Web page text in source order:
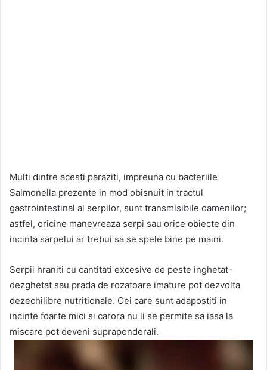
Multi dintre acesti paraziti, impreuna cu bacteriile
Salmonella prezente in mod obisnuit in tractul
gastrointestinal al serpilor, sunt transmisibile oamenilor;
astfel, oricine manevreaza serpi sau orice obiecte din
incinta sarpelui ar trebui sa se spele bine pe maini.
Serpii hraniti cu cantitati excesive de peste inghetat-
dezghetat sau prada de rozatoare imature pot dezvolta
dezechilibre nutritionale. Cei care sunt adapostiti in
incinte foarte mici si carora nu li se permite sa iasa la
miscare pot deveni supraponderali.